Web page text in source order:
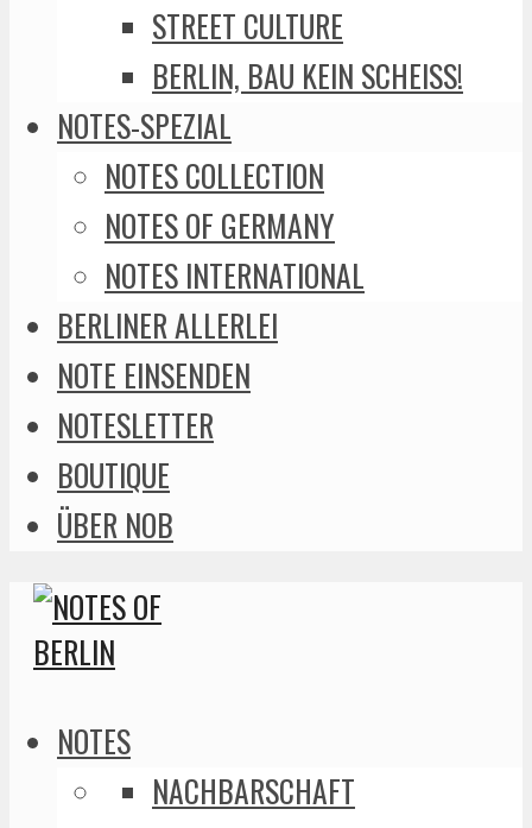
STREET CULTURE
BERLIN, BAU KEIN SCHEISS!
NOTES-SPEZIAL
NOTES COLLECTION
NOTES OF GERMANY
NOTES INTERNATIONAL
BERLINER ALLERLEI
NOTE EINSENDEN
NOTESLETTER
BOUTIQUE
ÜBER NOB
NOTES
NACHBARSCHAFT